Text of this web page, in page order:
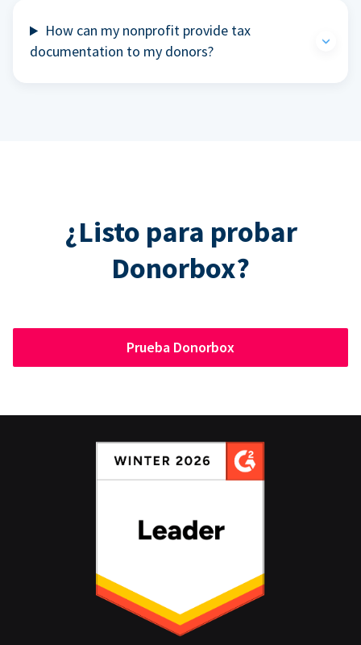
How can my nonprofit provide tax
documentation to my donors?
¿Listo para probar
Donorbox?
Prueba Donorbox